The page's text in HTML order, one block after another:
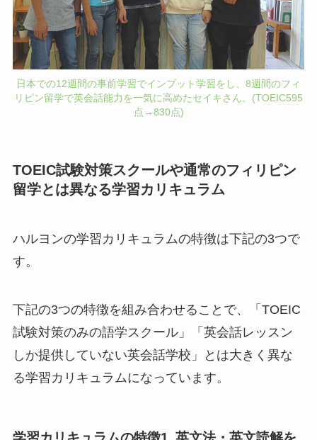
日本での12週間の事前学習でインプット学習をし、8週間のフィ
リピン留学で英会話能力を一気に高めたセイキさん。(TOEIC595
点→830点)
TOEIC試験対策スクールや通常のフィリピン
留学とは異なる学習カリキュラム
ハルヨンの学習カリキュラムの特徴は下記の3つで
す。
下記の3つの特徴を組み合わせることで、「TOEIC
試験対策のみの語学スクール」「英会話レッスン
しか提供していない英会話学校」とは大きく異な
る学習カリキュラムになっています。